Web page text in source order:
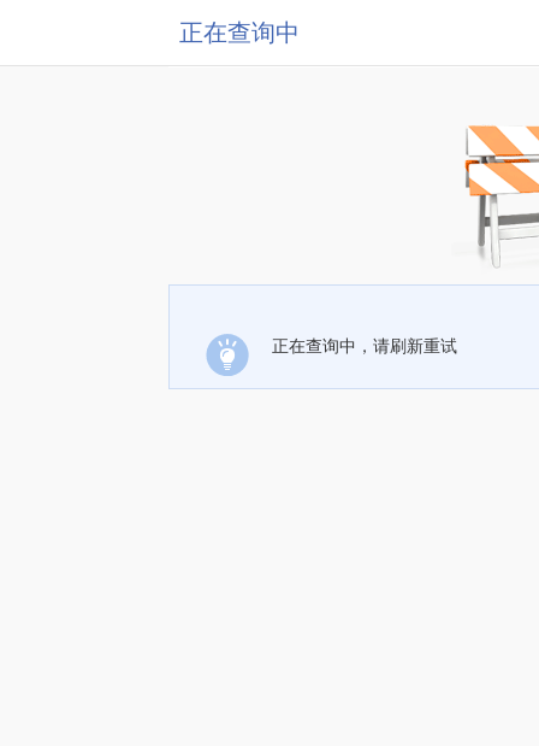
正在查询中
正在查询中，请刷新重试